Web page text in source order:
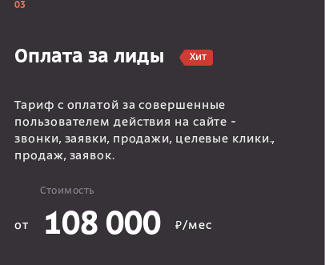
03
Оплата за лиды Хит
Тариф с оплатой за совершенные
пользователем действия на сайте -
звонки, заявки, продажи, целевые клики.,
продаж, заявок.
Стоимость
от 108 000 ₽/мес